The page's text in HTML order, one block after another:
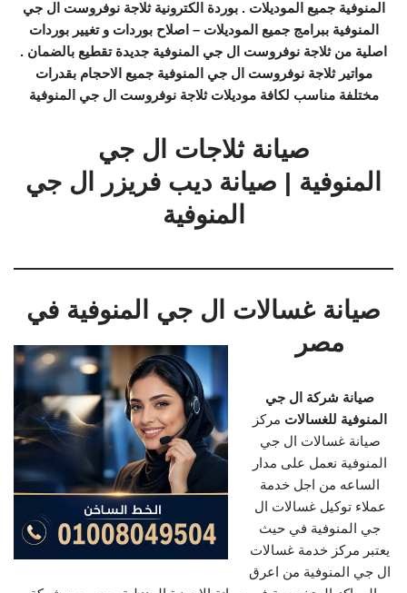
المنوفية جميع الموديلات . بوردة الكترونية ثلاجة نوفروست ال جي
المنوفية ببرامج جميع الموديلات – اصلاح بوردات و تغيير بوردات
اصلية من ثلاجة نوفروست ال جي المنوفية جديدة تقطيع بالضمان .
مواتير ثلاجة نوفروست ال جي المنوفية جميع الاحجام بقدرات
مختلفة مناسب لكافة موديلات ثلاجة نوفروست ال جي المنوفية
صيانة ثلاجات ال جي
المنوفية | صيانة ديب فريزر ال جي
المنوفية
صيانة غسالات ال جي المنوفية في
مصر
صيانة شركة ال جي
المنوفية للغسالات مركز
صيانة غسالات ال جي
المنوفية نعمل على مدار
الساعه من اجل خدمة
عملاء توكيل غسالات ال
جي المنوفية في حيث
يعتبر مركز خدمة غسالات
ال جي المنوفية من اعرق